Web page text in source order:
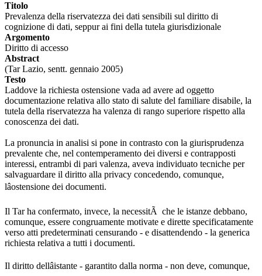
Titolo
Prevalenza della riservatezza dei dati sensibili sul diritto di
cognizione di dati, seppur ai fini della tutela giurisdizionale
Argomento
Diritto di accesso
Abstract
(Tar Lazio, sentt. gennaio 2005)
Testo
Laddove la richiesta ostensione vada ad avere ad oggetto
documentazione relativa allo stato di salute del familiare disabile, la
tutela della riservatezza ha valenza di rango superiore rispetto alla
conoscenza dei dati.
La pronuncia in analisi si pone in contrasto con la giurisprudenza
prevalente che, nel contemperamento dei diversi e contrapposti
interessi, entrambi di pari valenza, aveva individuato tecniche per
salvaguardare il diritto alla privacy concedendo, comunque,
lâostensione dei documenti.
Il Tar ha confermato, invece, la necessitÃ che le istanze debbano,
comunque, essere congruamente motivate e dirette specificatamente
verso atti predeterminati censurando - e disattendendo - la generica
richiesta relativa a tutti i documenti.
Il diritto dellâistante - garantito dalla norma - non deve, comunque,